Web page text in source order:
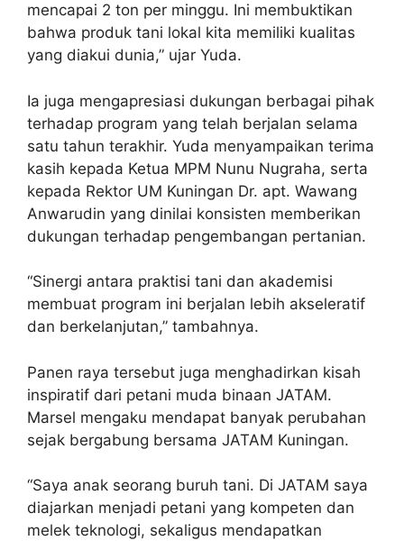
mencapai 2 ton per minggu. Ini membuktikan
bahwa produk tani lokal kita memiliki kualitas
yang diakui dunia,” ujar Yuda.
Ia juga mengapresiasi dukungan berbagai pihak
terhadap program yang telah berjalan selama
satu tahun terakhir. Yuda menyampaikan terima
kasih kepada Ketua MPM Nunu Nugraha, serta
kepada Rektor UM Kuningan Dr. apt. Wawang
Anwarudin yang dinilai konsisten memberikan
dukungan terhadap pengembangan pertanian.
“Sinergi antara praktisi tani dan akademisi
membuat program ini berjalan lebih akseleratif
dan berkelanjutan,” tambahnya.
Panen raya tersebut juga menghadirkan kisah
inspiratif dari petani muda binaan JATAM.
Marsel mengaku mendapat banyak perubahan
sejak bergabung bersama JATAM Kuningan.
“Saya anak seorang buruh tani. Di JATAM saya
diajarkan menjadi petani yang kompeten dan
melek teknologi, sekaligus mendapatkan